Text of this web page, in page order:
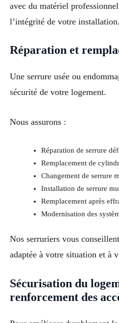
avec du matériel
l’intégrité de votre installation.
Réparation et
Une serrure usée ou
sécurité de votre logement.
Nous assurons :
Réparation de serrure
Remplacement de
Changement de serrure
Installation de serrure
Remplacement après
Modernisation des
Nos serruriers vous
adaptée à votre situation et à
Sécurisation du
renforcement des